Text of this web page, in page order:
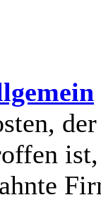
ist,